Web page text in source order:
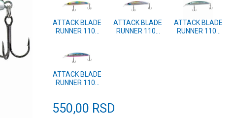
ATTACK BLADE
RUNNER 110F
ATTACK BLADE
RUNNER 110F
ATTACK BLADE
RUNNER 110F
ATTACK BLADE
RUNNER 110F
550,00 RSD